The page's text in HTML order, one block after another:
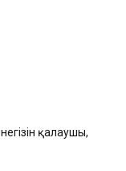
қалаушы,